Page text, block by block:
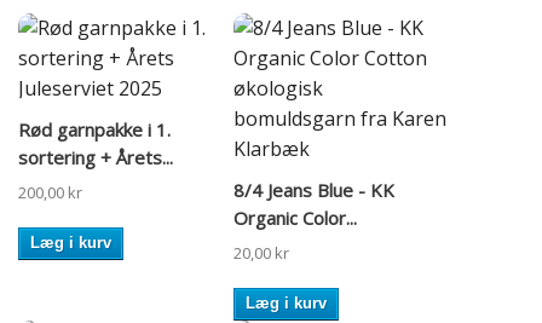
Rød garnpakke i 1.
sortering + Årets...
200,00 kr
Læg i kurv
8/4 Jeans Blue - KK
Organic Color...
20,00 kr
Læg i kurv